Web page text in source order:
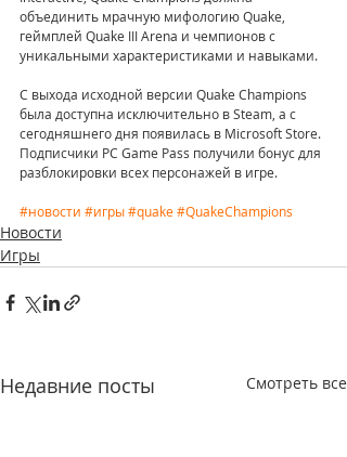
объединить мрачную мифологию Quake,
геймплей Quake III Arena и чемпионов с
уникальными характеристиками и навыками.
С выхода исходной версии Quake Champions
была доступна исключительно в Steam, а с
сегодняшнего дня появилась в Microsoft Store.
Подписчики PC Game Pass получили бонус для
разблокировки всех персонажей в игре.
#новости #игры#quake#QuakeChampions
Новости
Игры
Недавние посты Смотреть все